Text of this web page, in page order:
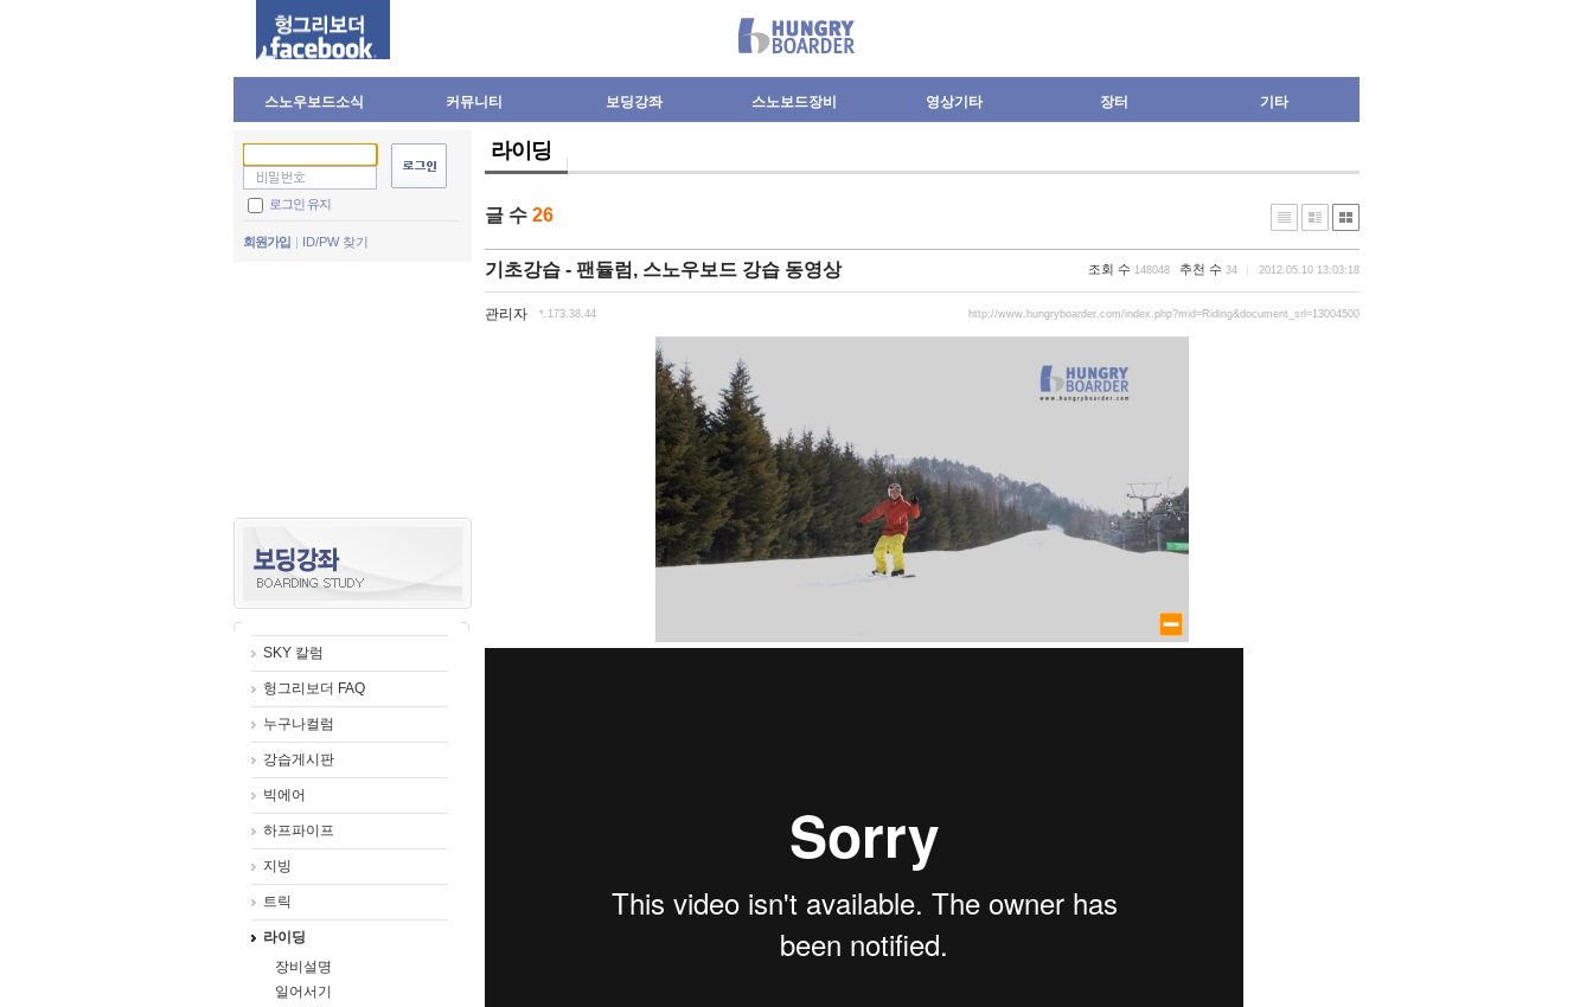
스노우보드소식 커뮤니티 보딩강좌 스노보드장비 영상기타 장터 기타
로그인 유지
회원가입 ID/PW 찾기
SKY 칼럼
헝그리보더 FAQ
누구나컬럼
강습게시판
빅에어
하프파이프
지빙
트릭
라이딩
장비설명
일어서기
라이딩
글 수 26
기초강습 - 팬듈럼, 스노우보드 강습 동영상 조회 수 148048 추천 수 34 2012.05.10 13:03:18
관리자 *.173.38.44 http://www.hungryboarder.com/index.php?mid=Riding&document_srl=13004500